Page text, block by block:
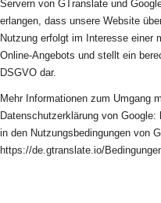
Servern von GTranslate und
erlangen, dass unsere Website
Nutzung erfolgt im Interesse einer
Online-Angebots und stellt ein
DSGVO dar.
Mehr Informationen zum Umgang
Datenschutzerklärung von
in den Nutzungsbedingungen von
https://de.gtranslate.io/